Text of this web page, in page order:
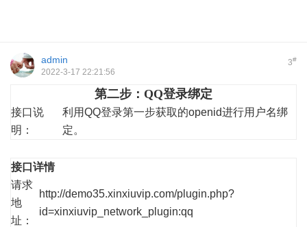
3#
admin
2022-3-17 22:21:56
第二步：QQ登录绑定
接口说
明：
利用QQ登录第一步获取的openid进行用户名绑
定。
接口详情
请求
地
址：
http://demo35.xinxiuvip.com/plugin.php?
id=xinxiuvip_network_plugin:qq